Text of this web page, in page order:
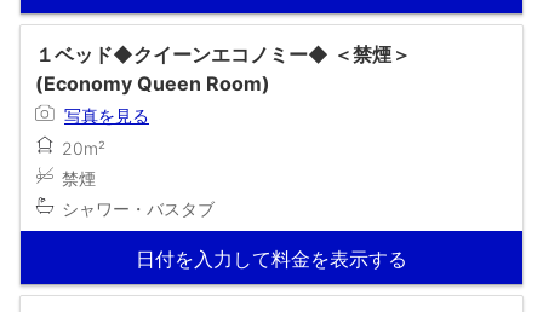
１ベッド◆クイーンエコノミー◆ ＜禁煙＞
(Economy Queen Room)
写真を見る
20m²
禁煙
シャワー・バスタブ
日付を入力して料金を表示する